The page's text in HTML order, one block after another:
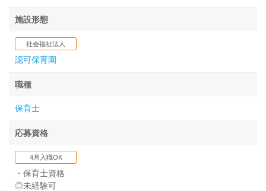
施設形態
社会福祉法人
認可保育園
職種
保育士
応募資格
4月入職OK
・保育士資格
◎未経験可